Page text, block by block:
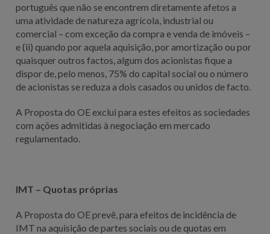
português que não se encontrem diretamente afetos a
uma atividade de natureza agrícola, industrial ou
comercial – com exceção da compra e venda de imóveis –
e (ii) quando por aquela aquisição, por amortização ou por
quaisquer outros factos, algum dos acionistas fique a
dispor de, pelo menos, 75% do capital social ou o número
de acionistas se reduza a dois casados ou unidos de facto.
A Proposta do OE exclui para estes efeitos as sociedades
com ações admitidas à negociação em mercado
regulamentado.
IMT – Quotas próprias
A Proposta do OE prevê, para efeitos de incidência de
IMT na aquisição de partes sociais ou de quotas em